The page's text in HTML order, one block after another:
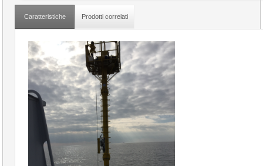
Caratteristiche Prodotti correlati